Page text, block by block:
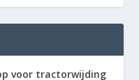
voor tractorwijding